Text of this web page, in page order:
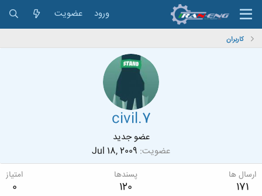
ورود عضویت
کاربران
civil.7
عضو جدید
عضویت Jul 18, 2009
ارسال ها
171
پسندها
120
امتیاز
0